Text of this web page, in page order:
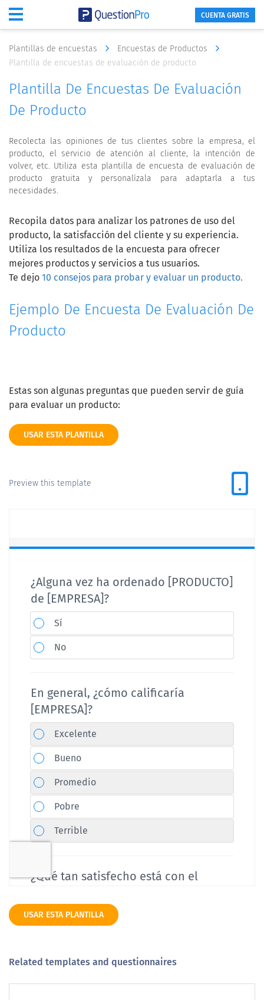
CUENTA GRATIS
Plantillas de encuestas
Encuestas de Productos
Plantilla de encuestas de evaluación de producto
Plantilla De Encuestas De Evaluación
De Producto
Recolecta las opiniones de tus clientes sobre la empresa, el
producto, el servicio de atención al cliente, la intención de
volver, etc. Utiliza esta plantilla de encuesta de evaluación de
producto gratuita y personalízala para adaptarla a tus
necesidades.
Recopila datos para analizar los patrones de uso del
producto, la satisfacción del cliente y su experiencia.
Utiliza los resultados de la encuesta para ofrecer
mejores productos y servicios a tus usuarios.
Te dejo 10 consejos para probar y evaluar un producto.
Ejemplo De Encuesta De Evaluación De
Producto
Estas son algunas preguntas que pueden servir de guía
para evaluar un producto:
USAR ESTA PLANTILLA
Preview this template
USAR ESTA PLANTILLA
Related templates and questionnaires